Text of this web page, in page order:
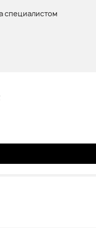
специалистом